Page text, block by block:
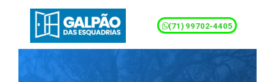
(71) 99702-4405